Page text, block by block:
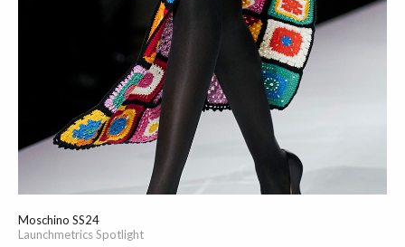
Moschino SS24
Launchmetrics Spotlight